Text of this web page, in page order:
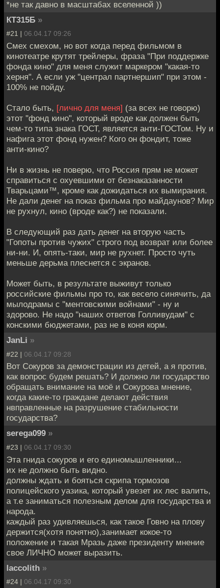
*не так давно в масштабах вселенной ))
КТ315Б »
#21 | 06.04.17 09:26
Смех смехом, но вот когда перед фильмом в
кинотеатре крутят трейлеры, фраза "При поддержке
фонда кино" для меня служит маркером "какая-то
херня". А если уж "централ партнершип" при этом -
100% не пойду.
Стало быть, [лично для меня] (за всех не говорю)
этот "фонд кино", который вроде как должен быть
чем-то типа знака ГОСТ, является анти-ГОСТом. Ну и
нафига этот фонд нужен? Кого он фондит, тоже
анти-кино?
Ни в жизнь не поверю, что Россия прям не может
справиться с охуевшими от безнаказанности
Тварьцами™, кроме как дожидаться их вымирания.
Не дали денег на показ фильма про майдаунов? Мир
не рухнул, кино (вроде как?) не показали.
В следующий раз дать денег на вторую часть
"Гопоты против чужих" строго под возврат или более
ни-ни. И, опять-таки, мир не рухнет. Просто чуть
меньше дерьма плеснется с экранов.
Может быть, в результате выживут только
российские фильмы про то, как весело синячить, да
мылодрамы с "ментовскими войнами" - ну и
здорово. Не надо "наших ответов Голливудам" с
конскими бюджетами, раз не в коня корм.
JanLi »
#22 | 06.04.17 09:28
Вот Сокуров за демонстрации из детей, а я против,
как вопрос будем решать? И должно ли государство
обращать внимание на моё и Сокурова мнение,
когда какие-то граждане делают действия
нвправленные на разрушение стабильности
государства?
serega099 »
#23 | 06.04.17 09:30
Эта гнида сокуров и его единомышленники...
их не должно быть видно.
должны ждать и бояться скрипа тормозов
полицейского уазика, который увезет их лес валить,
а т.е заниматься полезным делом для государства и
народа.
каждый раз удивляешься, как такое Говно на плову
держится(хотя понятно),занимает кокое-то
положение и такая Мразь даже президенту мнение
свое ЛИЧНО может выразить.
laccolith »
#24 | 06.04.17 09:30